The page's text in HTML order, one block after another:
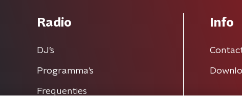
Radio
DJ’s
Programma's
Frequenties
Info